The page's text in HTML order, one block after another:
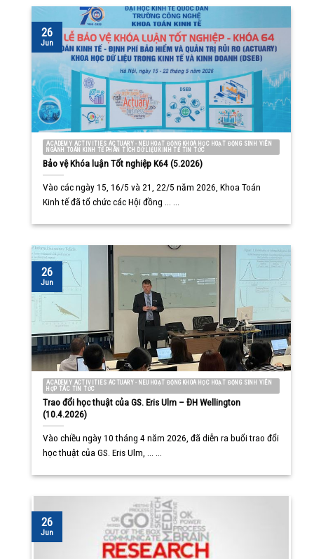
ACADEMY ACTIVITIES ACTUARY - NEU HOẠT ĐỘNG KHOA HỌC HOẠT ĐỘNG SINH VIÊN
NGÀNH TOÁN KINH TẾ PHÂN TÍCH DỮ LIỆU KINH TẾ TIN TỨC
Bảo vệ Khóa luận Tốt nghiệp K64 (5.2026)
Vào các ngày 15, 16/5 và 21, 22/5 năm 2026, Khoa Toán
Kinh tế đã tổ chức các Hội đồng ... ...
26
Jun
ACADEMY ACTIVITIES ACTUARY - NEU HOẠT ĐỘNG KHOA HỌC HOẠT ĐỘNG SINH VIÊN
HỢP TÁC TIN TỨC
Trao đổi học thuật của GS. Eris Ulm – ĐH Wellington
(10.4.2026)
Vào chiều ngày 10 tháng 4 năm 2026, đã diễn ra buổi trao đổi
học thuật của GS. Eris Ulm, ... ...
26
Jun
26
Jun